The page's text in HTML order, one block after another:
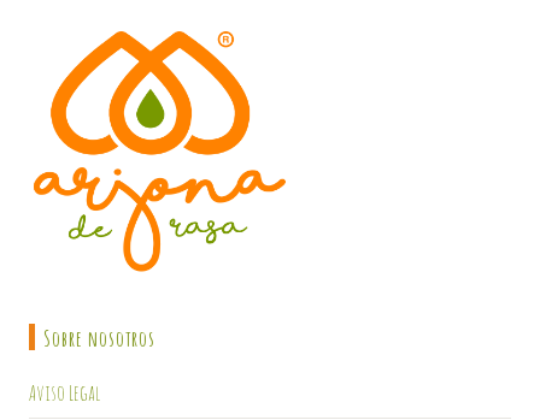
Sobre nosotros
Aviso Legal